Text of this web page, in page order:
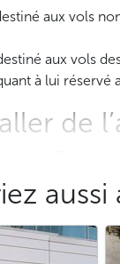
aux vols
aux vols
à lui réservé
de
de
hôtel en toute
de Prague. Si
aussi